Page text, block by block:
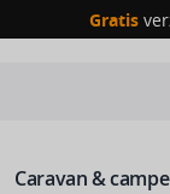
Gratis
Caravan &